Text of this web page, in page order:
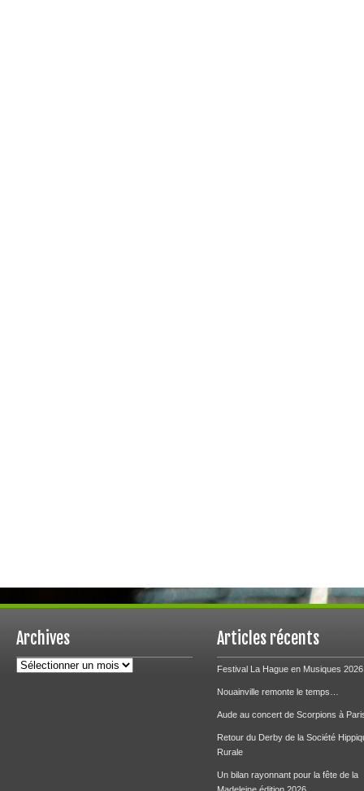
Archives
Archives
Articles récents
Festival La Hague en Musiques 2026
Nouainville remonte le temps…
Aude au concert de Scorpions à
Retour du Derby de la Société
Rurale
Un bilan rayonnant pour la fête de la